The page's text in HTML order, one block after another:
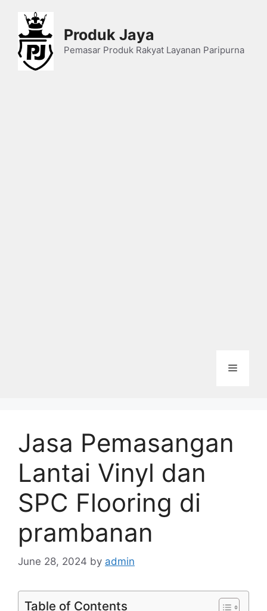
content
Produk Jaya
Pemasar Produk Rakyat Layanan Paripurna
Menu
Jasa Pemasangan
Lantai Vinyl dan
SPC Flooring di
prambanan
June 28, 2024 by admin
Table of Contents